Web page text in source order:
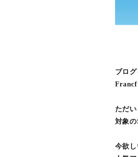
ブロ
ただ
対象
今欲